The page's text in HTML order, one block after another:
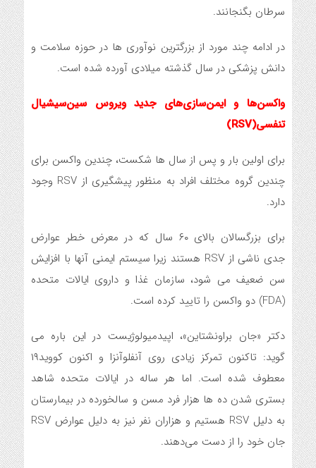
سرطان بگنجانند.
در ادامه چند مورد از بزرگترین نوآوری ها در حوزه سلامت و
دانش پزشکی در سال گذشته میلادی آورده شده است.
واکسن‌ها و ایمن‌سازی‌های جدید ویروس سین‌سیشیال
تنفسی(RSV)
برای اولین بار و پس از سال ها شکست، چندین واکسن برای
چندین گروه مختلف افراد به منظور پیشگیری از RSV وجود
دارد.
برای بزرگسالان بالای ۶۰ سال که در معرض خطر عوارض
جدی ناشی از RSV هستند زیرا سیستم ایمنی آنها با افزایش
سن ضعیف می شود، سازمان غذا و داروی ایالات متحده
(FDA) دو واکسن را تایید کرده است.
دکتر «جان براونشتاین»، اپیدمیولوژیست در این باره می
گوید: تاکنون تمرکز زیادی روی آنفلوآنزا و اکنون کووید۱۹
معطوف شده است. اما هر ساله در ایالات متحده شاهد
بستری شدن ده ها هزار فرد مسن و سالخورده در بیمارستان
به دلیل RSV هستیم و هزاران نفر نیز به دلیل عوارض RSV
جان خود را از دست می‌دهند.